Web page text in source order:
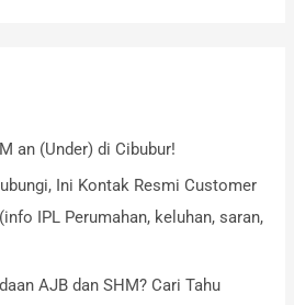
an (Under) di Cibubur!
Ini Kontak Resmi Customer
IPL Perumahan, keluhan, saran,
AJB dan SHM? Cari Tahu